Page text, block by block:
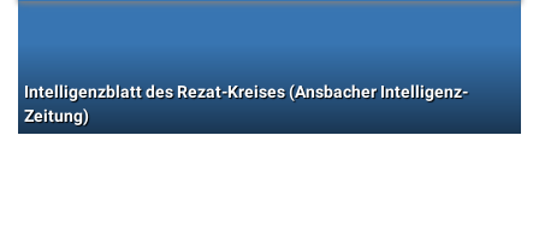
Intelligenzblatt des Rezat-Kreises (Ansbacher Intelligenz-
Zeitung)